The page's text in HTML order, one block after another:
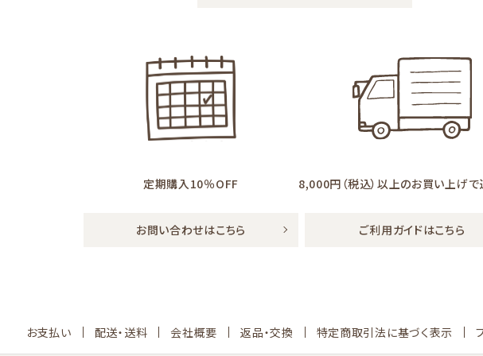
定期購入10％OFF
お問い合わせはこちら
8,000円（税込）以上のお買い上げ
ご利用ガイドはこちら
お支払い 配送・送料 会社概要 返品・交換 特定商取引法に基づく表示